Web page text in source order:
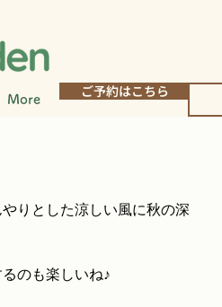
More ご予約はこちら
りとした涼しい風に秋の深
のも楽しいね♪